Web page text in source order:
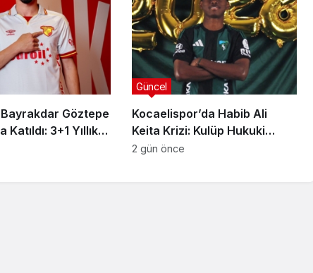
Göztepe
3+1 Yıllık
Kocaelispor’da Habib Ali
Keita Krizi: Kulüp Hukuki
Süreç Başlatıyor
Güncel
2 gün önce